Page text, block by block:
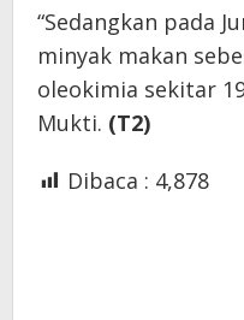
“Sedangkan pada
minyak makan
oleokimia sekitar
Mukti. (T2)
Dibaca : 4,878